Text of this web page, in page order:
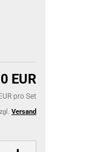
EUR
pro Set
Versand